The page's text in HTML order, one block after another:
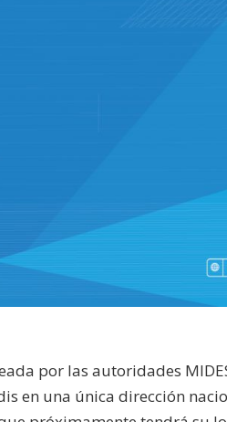
por las autoridades
en una única dirección